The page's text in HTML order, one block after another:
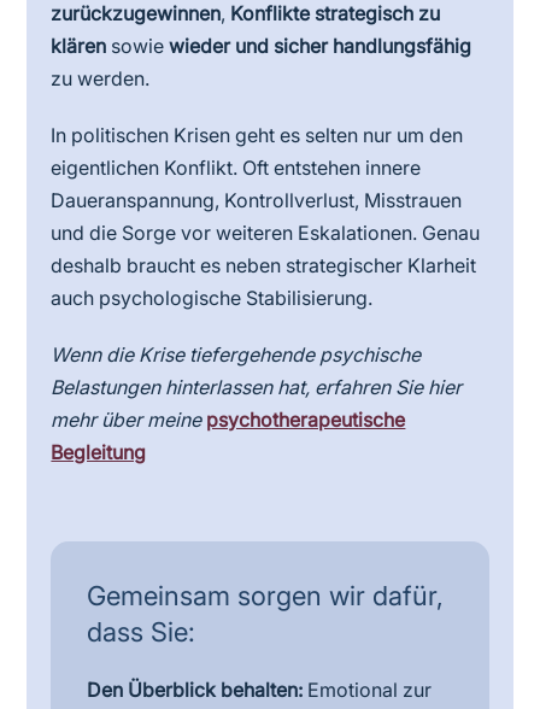
zurückzugewinnen, Konflikte strategisch zu
klären sowiewieder und sicher handlungsfähig
zu werden.
In politischen Krisen geht es selten nur um den
eigentlichen Konflikt. Oft entstehen innere
Daueranspannung, Kontrollverlust, Misstrauen
und die Sorge vor weiteren Eskalationen. Genau
deshalb braucht es neben strategischer Klarheit
auch psychologische Stabilisierung.
Wenn die Krise tiefergehende psychische
Belastungen hinterlassen hat, erfahren Sie hier
mehr über meine psychotherapeutische
Begleitung
Gemeinsam sorgen wir dafür,
dass Sie:
Den Überblick behalten: Emotional zur